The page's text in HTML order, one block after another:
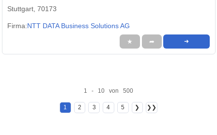
Stuttgart, 70173
Firma:NTT DATA Business Solutions AG
★ ➦ ➜
1 - 10 von 500
1 2 3 4 5 ❯ ❯❯